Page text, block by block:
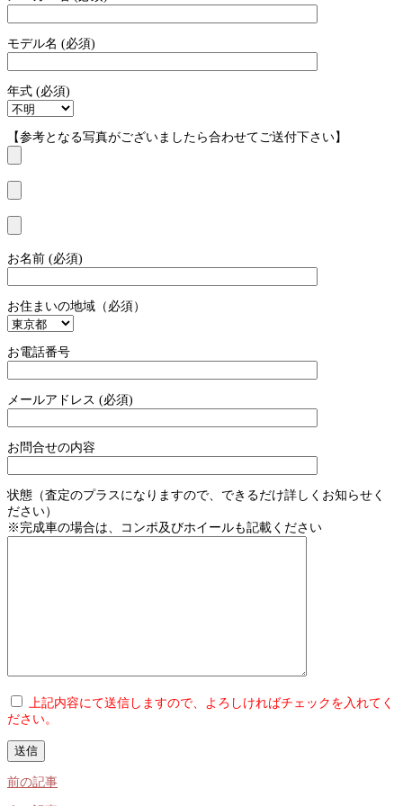
モデル名 (必須)
年式 (必須)
【参考となる写真がございましたら合わせてご送付下さい】
お名前 (必須)
お住まいの地域（必須）
お電話番号
メールアドレス (必須)
お問合せの内容
状態（査定のプラスになりますので、できるだけ詳しくお知らせく
ださい）
※完成車の場合は、コンポ及びホイールも記載ください
上記内容にて送信しますので、よろしければチェックを入れてく
ださい。
前の記事